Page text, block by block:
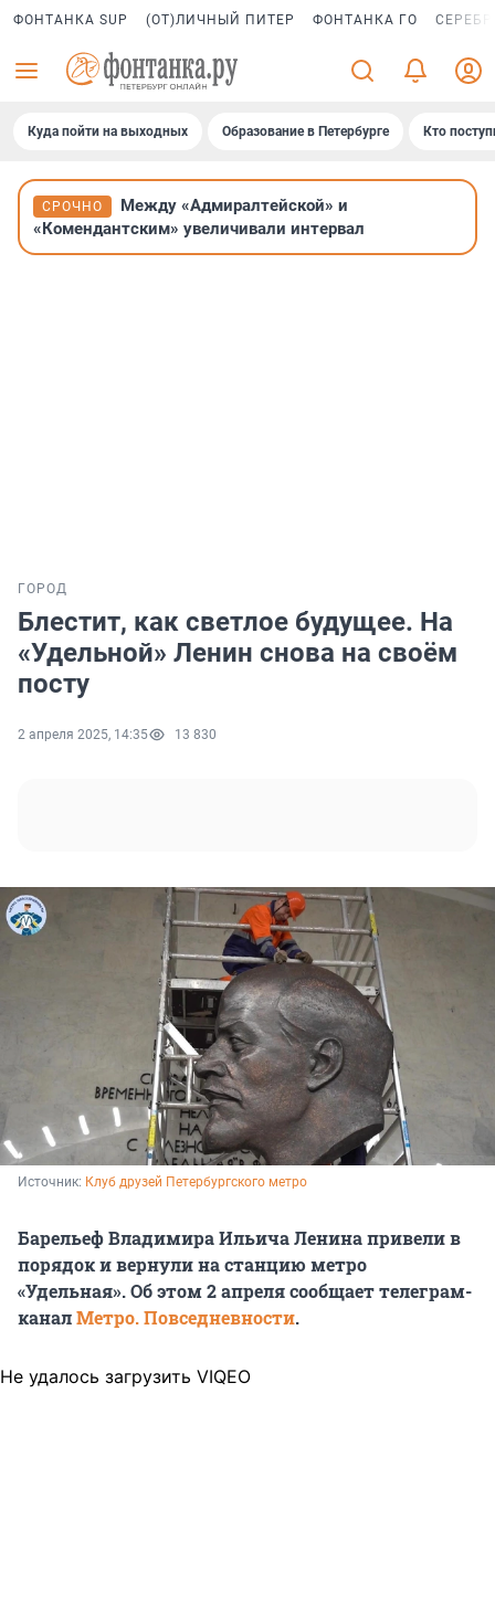
ФОНТАНКА SUP (ОТ)ЛИЧНЫЙ ПИТЕР ФОНТАНКА ГО
Куда пойти на выходных Образование в Петербурге Кто
СРОЧНО
Между «Адмиралтейской» и
«Комендантским» увеличивали интервал
ГОРОД
Блестит, как светлое будущее. На
«Удельной» Ленин снова на своём
посту
2 апреля 2025, 14:35 13 830
Источник: Клуб друзей Петербургского метро
Барельеф Владимира Ильича Ленина привели в
порядок и вернули на станцию метро
«Удельная». Об этом 2 апреля сообщает телеграм-
каналМетро. Повседневности.
Не удалось загрузить VIQEO